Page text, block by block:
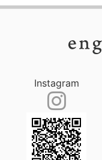
Instagram